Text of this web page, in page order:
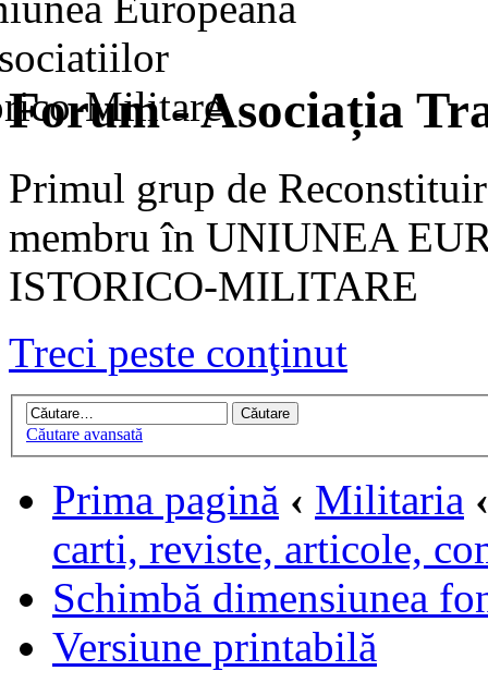
Forum - Asociația
Primul grup de
membru în UNIUNEA
ISTORICO-MILITARE
Treci peste conţinut
Căutare avansată
Prima pagină ‹ Militaria ‹
carti, reviste, articole,
Schimbă dimensiunea
Versiune printabilă